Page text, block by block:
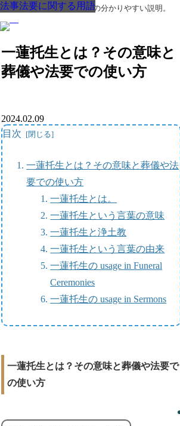
葬儀・葬式・法要についての分かりやすい説明。
一蓮托生とは？その意味と
葬儀や法要での使い方
法事法要に関する用語
2024.02.09
目次
一蓮托生とは？その意味と葬儀や法
要での使い方
一蓮托生とは。
一蓮托生という言葉の意味
一蓮托生と浄土教
一蓮托生という言葉の由来
一蓮托生の usage in Funeral
Ceremonies
一蓮托生の usage in Sermons
一蓮托生とは？その意味と葬儀や法要で
の使い方
法事法要に関する用語
法事法要に関する用語
法事法要に関する用語
法事法要に関する用語
法事法要に関する用語
法事法要に関する用語